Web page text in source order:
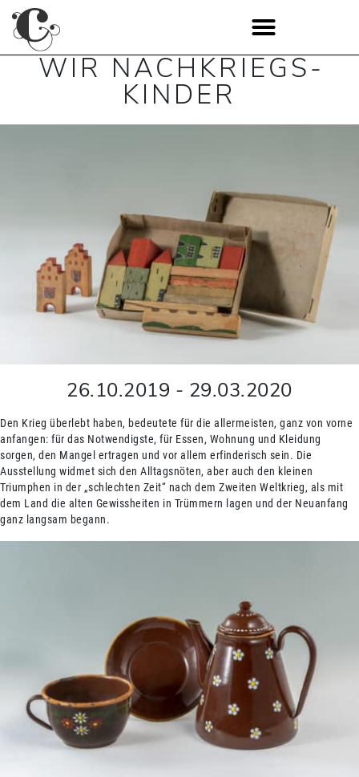
WIR NACH­KRIEGS­
KINDER
26.10.2019 - 29.03.2020
Den Krieg überlebt haben, bedeutete für die allermeisten, ganz von vorne
anfangen: für das Notwendigste, für Essen, Wohnung und Kleidung
sorgen, den Mangel ertragen und vor allem erfinderisch sein. Die
Ausstellung widmet sich den Alltagsnöten, aber auch den kleinen
Triumphen in der „schlechten Zeit“ nach dem Zweiten Weltkrieg, als mit
dem Land die alten Gewissheiten in Trümmern lagen und der Neuanfang
ganz langsam begann.